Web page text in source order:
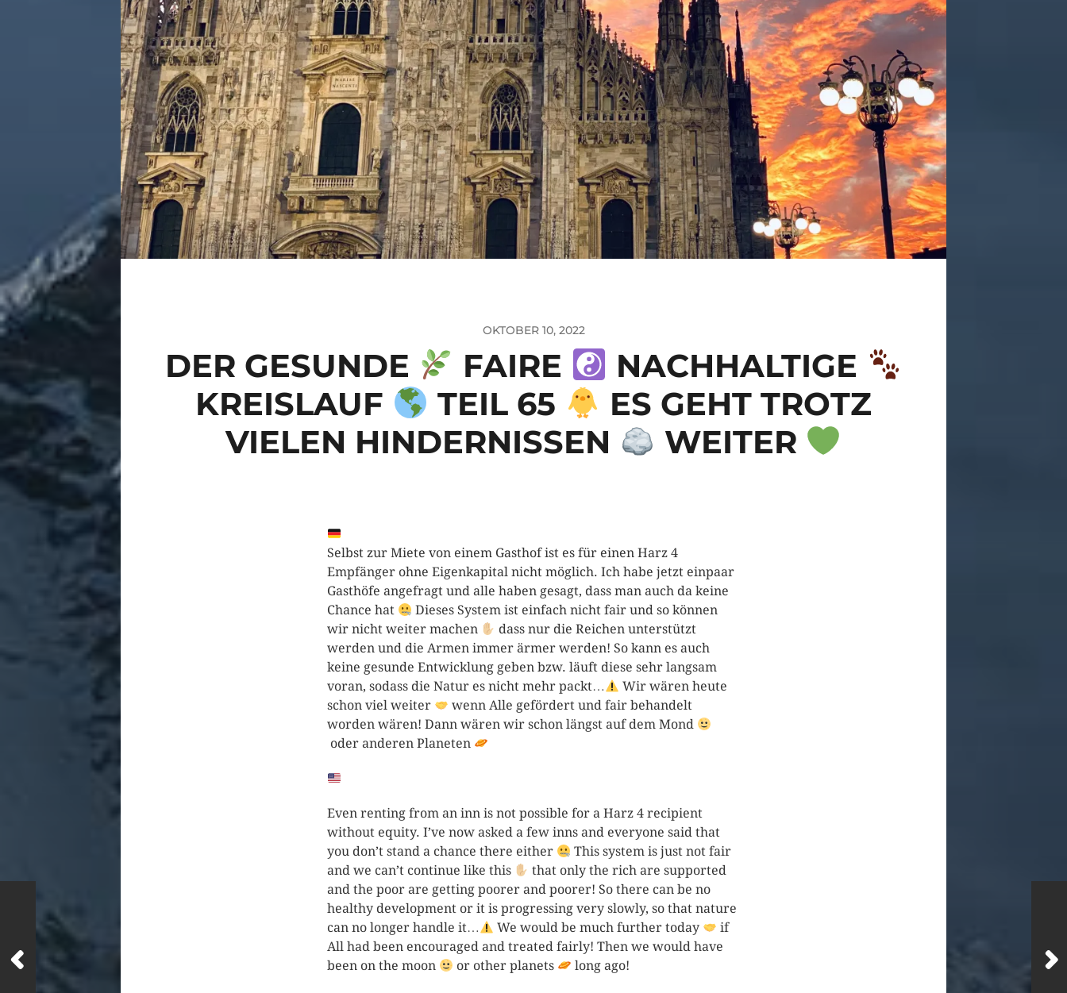
OKTOBER 10, 2022
DER GESUNDE FAIRE
NACHHALTIGE
KREISLAUF
TEIL 65
ES GEHT TROTZ
VIELEN HINDERNISSEN
WEITER
Selbst zur Miete von einem Gasthof ist es für einen Harz 4
Empfänger ohne Eigenkapital nicht möglich. Ich habe jetzt einpaar
Gasthöfe angefragt und alle haben gesagt, dass man auch da keine
Chance hat
Dieses System ist einfach nicht fair und so können
wir nicht weiter machen
dass nur die Reichen unterstützt
werden und die Armen immer ärmer werden! So kann es auch
keine gesunde Entwicklung geben bzw. läuft diese sehr langsam
voran, sodass die Natur es nicht mehr packt…
Wir wären heute
schon viel weiter
wenn Alle gefördert und fair behandelt
worden wären! Dann wären wir schon längst auf dem Mond
oder anderen Planeten
Even renting from an inn is not possible for a Harz 4 recipient
without equity. I’ve now asked a few inns and everyone said that
you don’t stand a chance there either
This system is just not fair
and we can’t continue like this
that only the rich are supported
and the poor are getting poorer and poorer! So there can be no
healthy development or it is progressing very slowly, so that nature
can no longer handle it…
We would be much further today
if
All had been encouraged and treated fairly! Then we would have
been on the moon
or other planets long ago!